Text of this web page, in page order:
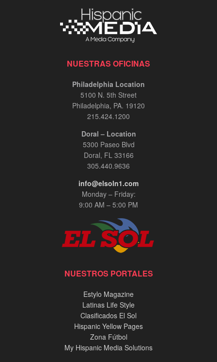
NUESTRAS OFICINAS
Philadelphia Location
5100 N. 5th Street
Philadelphia, PA. 19120
215.424.1200
Doral – Location
5300 Paseo Blvd
Doral, FL 33166
305.440.9636
info@elsoln1.com
Monday – Friday:
9:00 AM – 5:00 PM
NUESTROS PORTALES
Estylo Magazine
Latinas Life Style
Clasificados El Sol
Hispanic Yellow Pages
Zona Fútbol
My Hispanic Media Solutions